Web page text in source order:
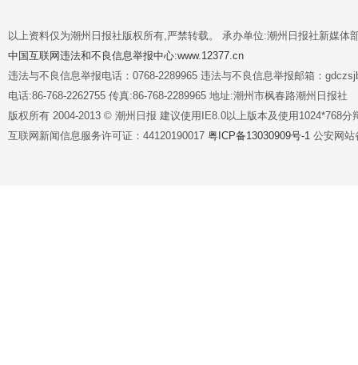
以上资料仅为潮州日报社版权所有,严禁转载。 承办单位:潮州日报社新媒体
中国互联网违法和不良信息举报中心:www.12377.cn
违法与不良信息举报电话：0768-2289965 违法与不良信息举报邮箱：
电话:86-768-2262755 传真:86-768-2289965 地址:潮州市枫春路潮州日报社
版权所有 2004-2013 © 潮州日报 建议使用IE8.0以上版本及使用1024*768分
互联网新闻信息服务许可证：44120190017 粤ICP备13030909号-1 公安网站